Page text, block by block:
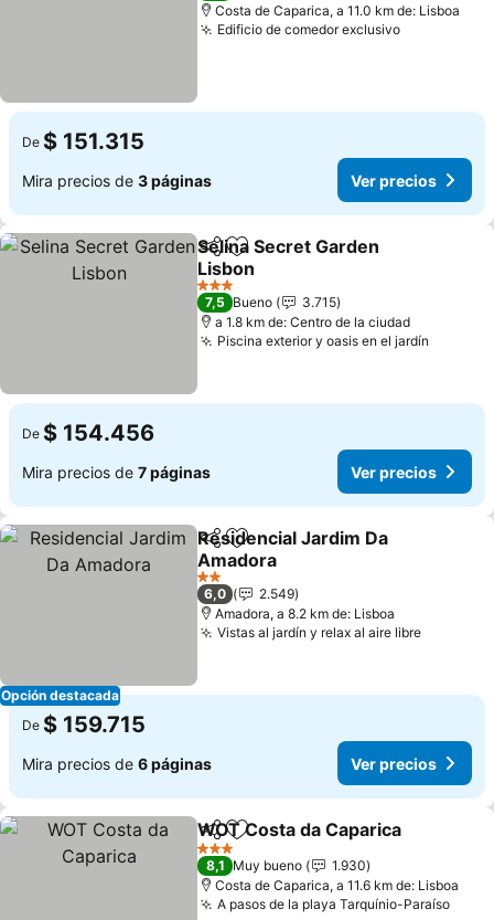
Costa de Caparica, a 11.0 km de: Lisboa
Edificio de comedor exclusivoVer precios
De $ 151.315
Mira precios de 3 páginas Ver precios
CompartirAgregar a favoritos
Selina Secret Garden
Lisbon
Ver precios
3 Estrellas
7,5 Bueno
3.715
a 1.8 km de: Centro de la ciudad
Piscina exterior y oasis en el jardín
De $ 154.456
Mira precios de 7 páginas Ver precios
Opción destacada
CompartirAgregar a favoritos
Residencial Jardim Da
Amadora
Ver precios
2 Estrellas
6,0
2.549
Amadora, a 8.2 km de: Lisboa
Vistas al jardín y relax al aire libreVer
De $ 159.715
Mira precios de 6 páginas Ver precios
CompartirAgregar a favoritos
WOT Costa da Caparica
3 Estrellas
8,1 Muy bueno
1.930
Costa de Caparica, a 11.6 km de: Lisboa
A pasos de la playa Tarquínio-ParaísoVer